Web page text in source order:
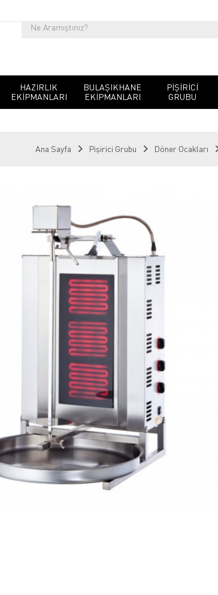
HAZIRLIK
EKIPMANLARI
BULAŞIKHANE
EKIPMANLARI
PIŞIRICI
GRUBU
Ana Sayfa Pişirici Grubu Döner Ocakları